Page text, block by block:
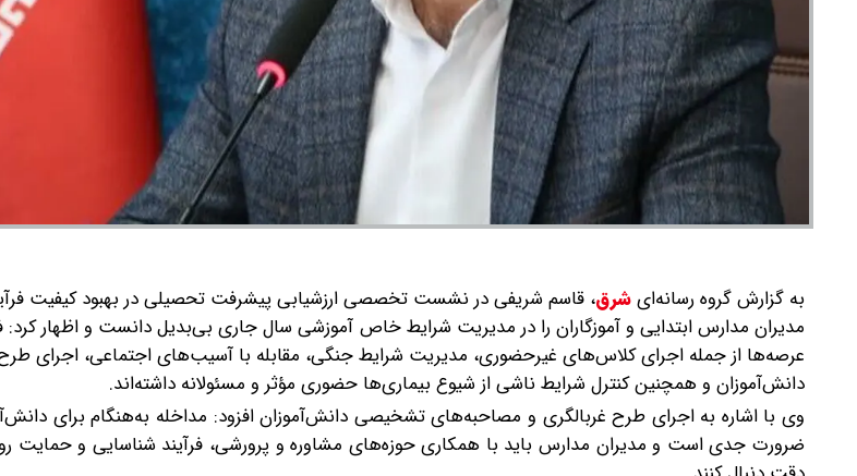
به گزارش گروه رسانه‌ایشرق، قاسم شریفی در نشست تخصصی ارزشیابی پیشرفت تحصیلی در بهبود کیفیت
مدیران مدارس ابتدایی و آموزگاران را در مدیریت شرایط خاص آموزشی سال جاری بی‌بدیل دانست و اظهار کرد:
عرصه‌ها از جمله اجرای کلاس‌های غیرحضوری، مدیریت شرایط جنگی، مقابله با آسیب‌های اجتماعی، اجرای طرح
دانش‌آموزان و همچنین کنترل شرایط ناشی از شیوع بیماری‌ها حضوری مؤثر و مسئولانه داشته‌اند.
وی با اشاره به اجرای طرح غربالگری و مصاحبه‌های تشخیصی دانش‌آموزان افزود: مداخله به‌هنگام برای
ضرورت جدی است و مدیران مدارس باید با همکاری حوزه‌های مشاوره و پرورشی، فرآیند شناسایی و حمایت